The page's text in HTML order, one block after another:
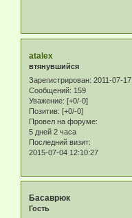
atalex
втянувшийся
Зарегистрирован: 2011-07-17
Сообщений: 159
Уважение: [+0/-0]
Позитив: [+0/-0]
Провел на форуме:
5 дней 2 часа
Последний визит:
2015-07-04 12:10:27
Басаврюк
Гость